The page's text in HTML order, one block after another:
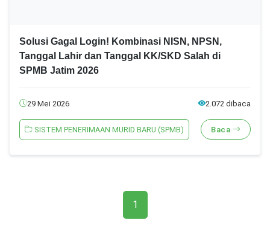
Solusi Gagal Login! Kombinasi NISN, NPSN,
Tanggal Lahir dan Tanggal KK/SKD Salah di
SPMB Jatim 2026
29 Mei 2026 2.072 dibaca
SISTEM PENERIMAAN MURID BARU (SPMB) Baca
1